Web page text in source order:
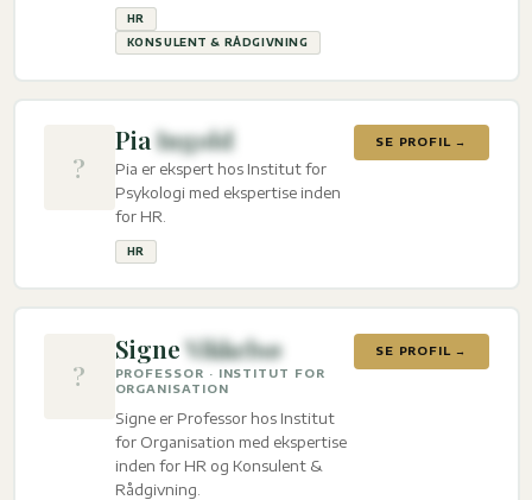
HR
KONSULENT & RÅDGIVNING
?
PiaIngold
Pia er ekspert hos Institut for
Psykologi med ekspertise inden
for HR.
HR
SE PROFIL →
?
SigneVikkelsø
PROFESSOR · INSTITUT FOR
ORGANISATION
Signe er Professor hos Institut
for Organisation med ekspertise
inden for HR og Konsulent &
Rådgivning.
SE PROFIL →